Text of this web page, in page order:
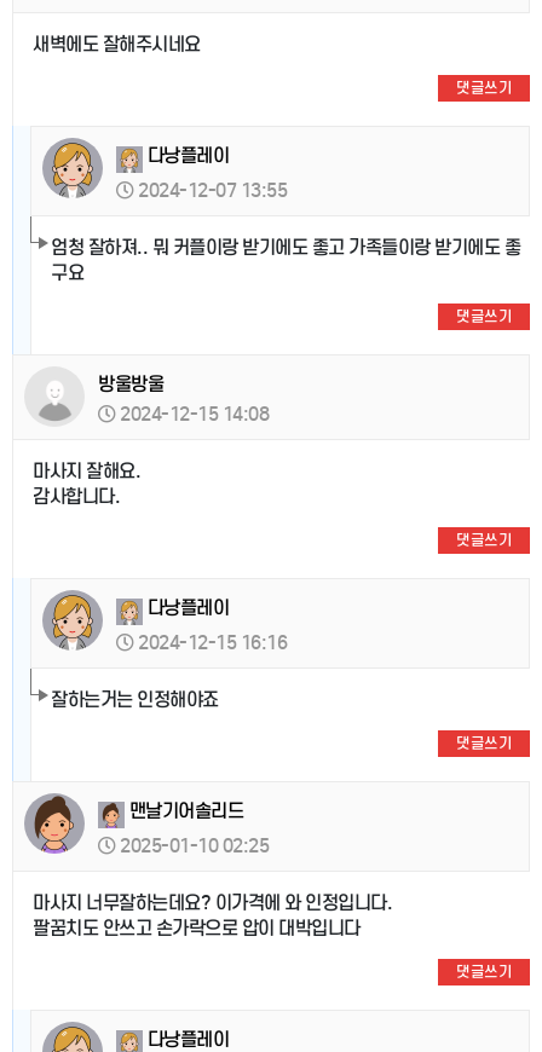
새벽에도 잘해주시네요
댓글쓰기
다낭플레이
2024-12-07 13:55
엄청 잘하져.. 뭐 커플이랑 받기에도 좋고 가족들이랑 받기에도 좋
구요
댓글쓰기
방울방울
2024-12-15 14:08
마사지 잘해요.
감사합니다.
댓글쓰기
다낭플레이
2024-12-15 16:16
잘하는거는 인정해야죠
댓글쓰기
맨날기어솔리드
2025-01-10 02:25
마사지 너무잘하는데요? 이가격에 와 인정입니다.
팔꿈치도 안쓰고 손가락으로 압이 대박입니다
댓글쓰기
다낭플레이